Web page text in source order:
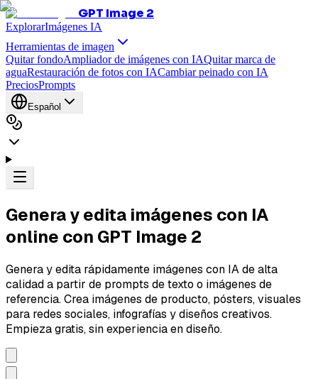
GPT Image 2
ExplorarImágenes IA
Herramientas de imagen
Quitar fondoAmpliador de imágenes con IAQuitar marca de
aguaRestauración de fotos con IACambiar peinado con IA
PreciosPrompts
Español
Genera y edita imágenes con IA
online con GPT Image 2
Genera y edita rápidamente imágenes con IA de alta
calidad a partir de prompts de texto o imágenes de
referencia. Crea imágenes de producto, pósters, visuales
para redes sociales, infografías y diseños creativos.
Empieza gratis, sin experiencia en diseño.